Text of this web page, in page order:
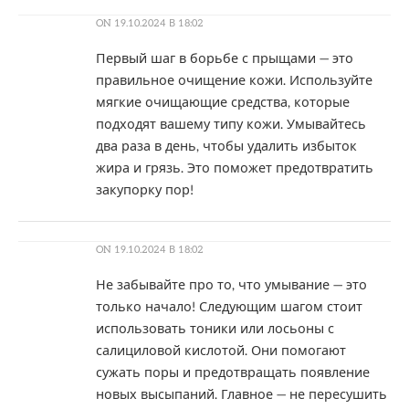
ON 19.10.2024 В 18:02
Первый шаг в борьбе с прыщами — это
правильное очищение кожи. Используйте
мягкие очищающие средства, которые
подходят вашему типу кожи. Умывайтесь
два раза в день, чтобы удалить избыток
жира и грязь. Это поможет предотвратить
закупорку пор!
ON 19.10.2024 В 18:02
Не забывайте про то, что умывание — это
только начало! Следующим шагом стоит
использовать тоники или лосьоны с
салициловой кислотой. Они помогают
сужать поры и предотвращать появление
новых высыпаний. Главное — не пересушить